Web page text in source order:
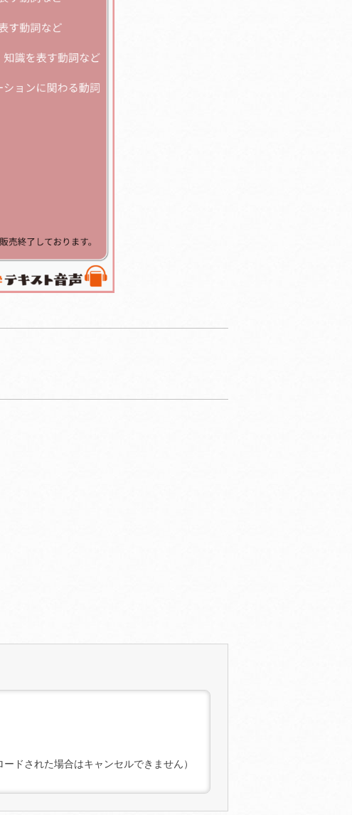
ドされた場合はキャンセルできません）